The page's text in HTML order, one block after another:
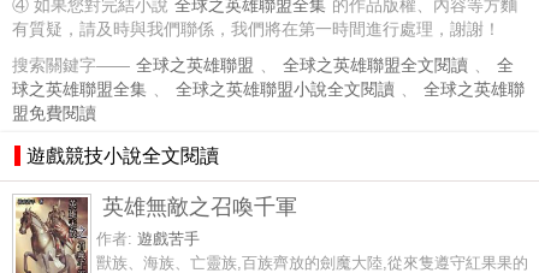
④ 如果您對完結小說 全球之英雄聯盟全集 的作品版權、內容等方麵
有質疑，請及時與我們聯係，我們將在第一時間進行處理，謝謝！
搜索關鍵字—— 全球之英雄聯盟 、 全球之英雄聯盟全文閱讀 、
全
球之英雄聯盟全集 、 全球之英雄聯盟小說全文閱讀 、
全球之英雄聯
盟免費閱讀
遊戲競技小說全文閱讀
英雄無敵之召喚千軍
作者: 遊戲苦手
獸族、海族、亡靈族,百族齊放的劍魔大陸,從來隻遵守紅果果的